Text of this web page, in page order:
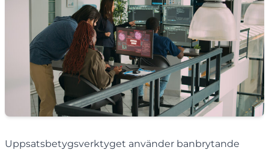
Uppsatsbetygsverktyget använder banbrytande